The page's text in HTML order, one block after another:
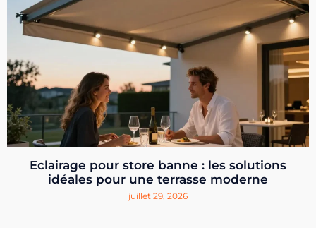
Eclairage pour store banne : les solutions
idéales pour une terrasse moderne
juillet 29, 2026